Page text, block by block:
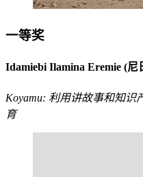
一等奖
Idamiebi Ilamina Eremie (尼
Koyamu: 利用讲故事和知
育